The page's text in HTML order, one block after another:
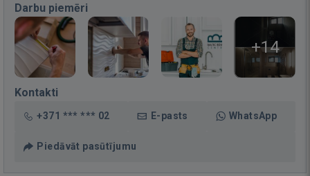
Darbu piemēri
+14
Kontakti
+371 *** *** 02 E-pasts WhatsApp
Piedāvāt pasūtījumu